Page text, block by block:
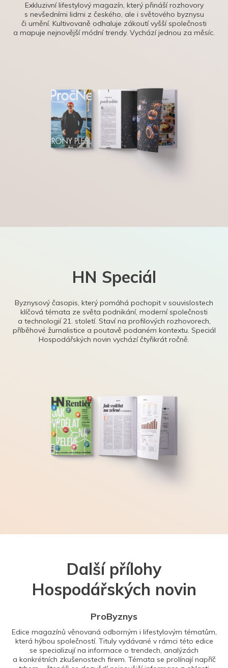
Exkluzivní lifestylový magazín, který přináší rozhovory
s nevšedními lidmi z českého, ale i světového byznysu
či umění. Kultivovaně odhaluje zákoutí vyšší společnosti
a mapuje nejnovější módní trendy. Vychází jednou za měsíc.
HN Speciál
Byznysový časopis, který pomáhá pochopit v souvislostech
klíčová témata ze světa podnikání, moderní společnosti
a technologií 21. století. Staví na profilových rozhovorech,
příběhové žurnalistice a poutavě podaném kontextu. Speciál
Hospodářských novin vychází čtyřikrát ročně.
Další přílohy
Hospodářských novin
ProByznys
Edice magazínů věnovaná odborným i lifestylovým tématům,
která hýbou společností. Tituly vydávané v rámci této edice
se specializují na informace o trendech, analýzách
a konkrétních zkušenostech firem. Témata se prolínají napříč